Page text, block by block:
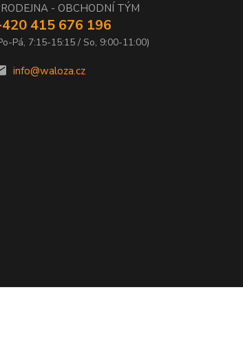
- OBCHODNÍ TÝM
415 676 196
Pá, 7:15-15:15 / So, 9:00-11:00)
info@waloza.cz